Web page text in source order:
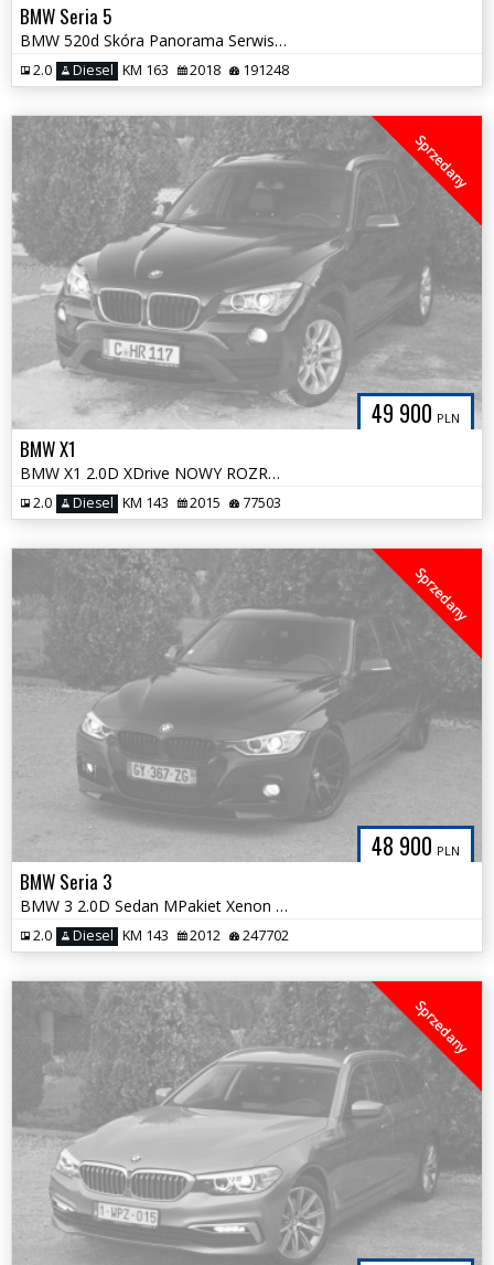
BMW Seria 5
BMW 520d Skóra Panorama SerwisASO Oświetlenie Wnętrza Bezwypadkowa
2.0 Diesel KM 163 2018 191248
49 900 PLN
Sprzedany
BMW X1
BMW X1 2.0D XDrive NOWY ROZRZĄD Skóra Kamera Bezwypadkowa Tylko 77 tys
2.0 Diesel KM 143 2015 77503
48 900 PLN
Sprzedany
BMW Seria 3
BMW 3 2.0D Sedan MPakiet Xenon Navi NOWY ROZRZĄD Bezwypadkowy 1wł.
2.0 Diesel KM 143 2012 247702
Sprzedany